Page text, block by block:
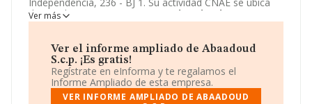
dentro de 5611 - Restaurantes.
Abaadoud S.c.p.
un modelo de sociedad Sociedad civil.
Ver más
Ver el informe ampliado de Abaadoud
S.c.p. ¡Es gratis!
Regístrate en eInforma y te regalamos el
Informe Ampliado de esta empresa.
VER INFORME AMPLIADO DE ABAADOUD